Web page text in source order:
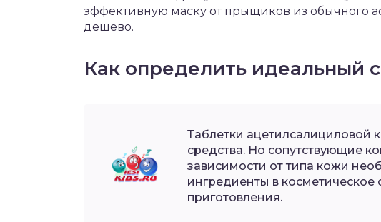
эффективную маску от прыщиков из обычного
дешево.
Как определить идеальный
Таблетки ацетилсалициловой
средства. Но сопутствующие
зависимости от типа кожи
ингредиенты в косметическое
приготовления.